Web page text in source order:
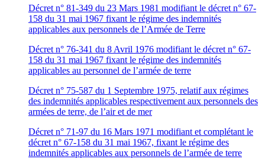
Décret n° 81-349 du 23 Mars 1981 modifiant le décret n° 67-
158 du 31 mai 1967 fixant le régime des indemnités
applicables aux personnels de l’Armée de Terre
Décret n° 76-341 du 8 Avril 1976 modifiant le décret n° 67-
158 du 31 mai 1967 fixant le régime des indemnités
applicables au personnel de l’armée de terre
Décret n° 75-587 du 1 Septembre 1975, relatif aux régimes
des indemnités applicables respectivement aux personnels des
armées de terre, de l’air et de mer
Décret n° 71-97 du 16 Mars 1971 modifiant et complétant le
décret n° 67-158 du 31 mai 1967, fixant le régime des
indemnités applicables aux personnels de l’armée de terre